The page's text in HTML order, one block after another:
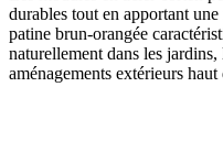
durables tout en apportant
patine brun-orangée
naturellement dans les jardins,
aménagements extérieurs haut